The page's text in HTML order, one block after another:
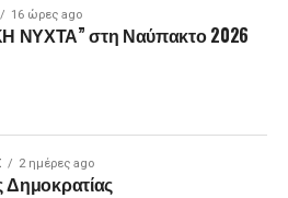
16 ώρες ago
ΝΥΧΤΑ” στη Ναύπακτο 2026
2 ημέρες ago
Δημοκρατίας